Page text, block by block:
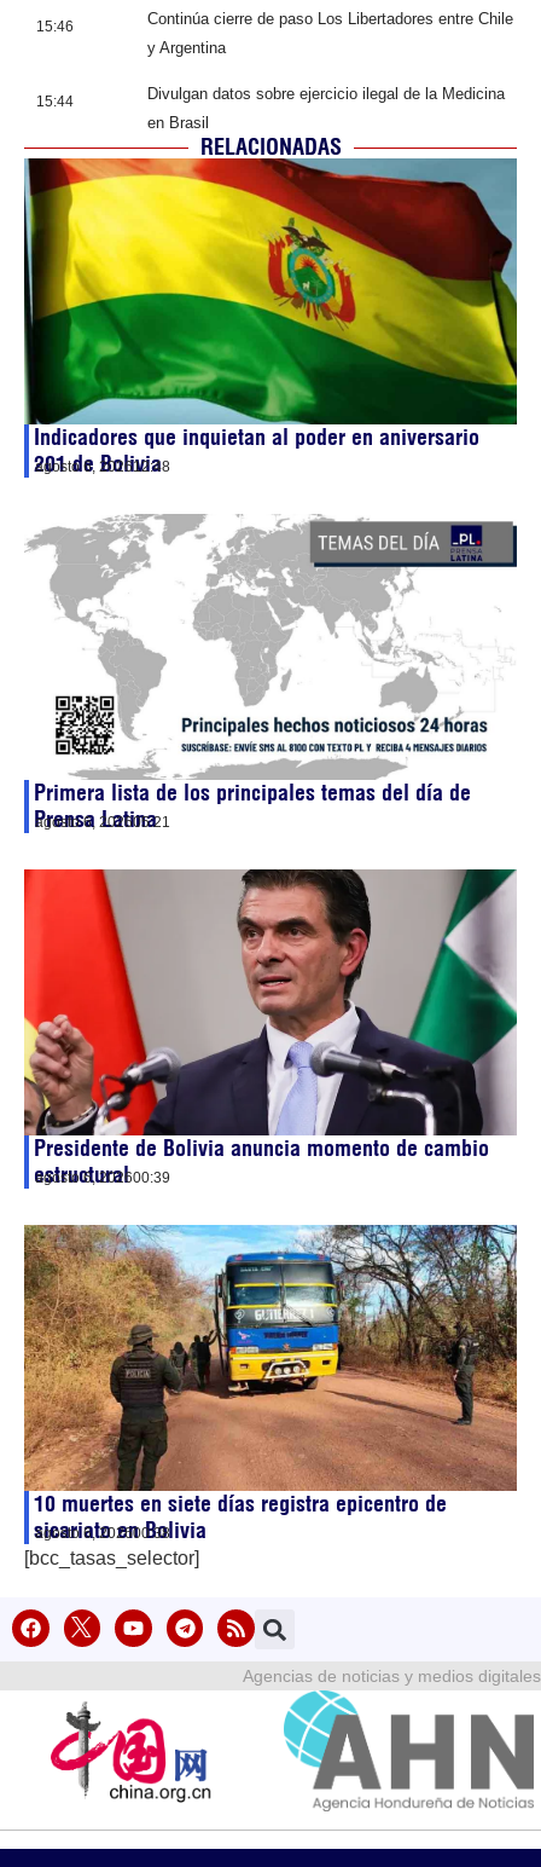
15:46
Continúa cierre de paso Los Libertadores entre Chile
y Argentina
15:44
Divulgan datos sobre ejercicio ilegal de la Medicina
en Brasil
RELACIONADAS
Indicadores que inquietan al poder en aniversario
201 de Bolivia
agosto 6, 202612:48
Primera lista de los principales temas del día de
Prensa Latina
agosto 6, 202605:21
Presidente de Bolivia anuncia momento de cambio
estructural
agosto 6, 202600:39
10 muertes en siete días registra epicentro de
sicariato en Bolivia
agosto 6, 202600:38
[bcc_tasas_selector]
Agencias de noticias y medios digitales